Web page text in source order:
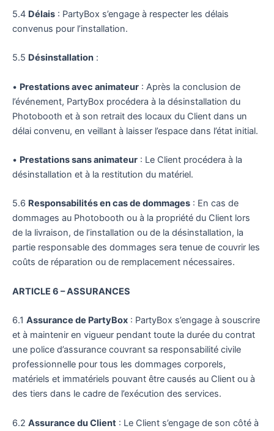
5.4 Délais : PartyBox s’engage à respecter les délais
convenus pour l’installation.
5.5 Désinstallation :
• Prestations avec animateur : Après la conclusion de
l’événement, PartyBox procédera à la désinstallation du
Photobooth et à son retrait des locaux du Client dans un
délai convenu, en veillant à laisser l’espace dans l’état initial.
• Prestations sans animateur : Le Client procédera à la
désinstallation et à la restitution du matériel.
5.6 Responsabilités en cas de dommages : En cas de
dommages au Photobooth ou à la propriété du Client lors
de la livraison, de l’installation ou de la désinstallation, la
partie responsable des dommages sera tenue de couvrir les
coûts de réparation ou de remplacement nécessaires.
ARTICLE 6 – ASSURANCES
6.1 Assurance de PartyBox : PartyBox s’engage à souscrire
et à maintenir en vigueur pendant toute la durée du contrat
une police d’assurance couvrant sa responsabilité civile
professionnelle pour tous les dommages corporels,
matériels et immatériels pouvant être causés au Client ou à
des tiers dans le cadre de l’exécution des services.
6.2 Assurance du Client : Le Client s’engage de son côté à